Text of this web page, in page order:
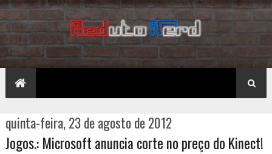
quinta-feira, 23 de agosto de 2012
Jogos.: Microsoft anuncia corte no preço do Kinect!